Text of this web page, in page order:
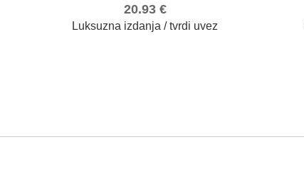
20.93 €
Luksuzna izdanja / tvrdi uvez